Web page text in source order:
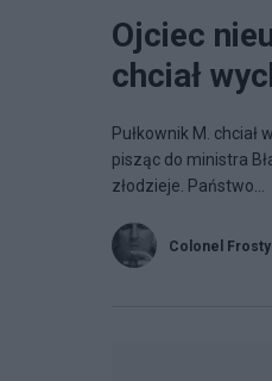
Ojciec
chciał
Pułkownik M.
pisząc do ministra
złodzieje. Państwo...
Colonel Frosty